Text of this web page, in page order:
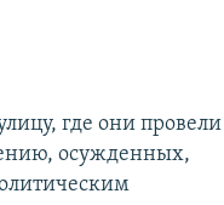
где они провели
осужденных,